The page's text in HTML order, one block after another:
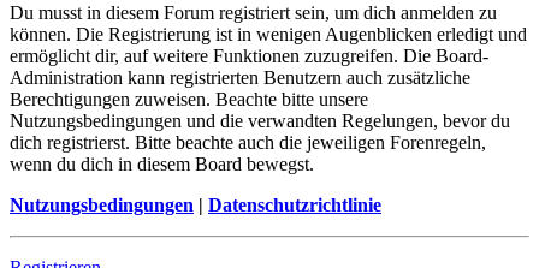
Du musst in diesem Forum registriert sein, um dich anmelden zu
können. Die Registrierung ist in wenigen Augenblicken erledigt und
ermöglicht dir, auf weitere Funktionen zuzugreifen. Die Board-
Administration kann registrierten Benutzern auch zusätzliche
Berechtigungen zuweisen. Beachte bitte unsere
Nutzungsbedingungen und die verwandten Regelungen, bevor du
dich registrierst. Bitte beachte auch die jeweiligen Forenregeln,
wenn du dich in diesem Board bewegst.
Nutzungsbedingungen | Datenschutzrichtlinie